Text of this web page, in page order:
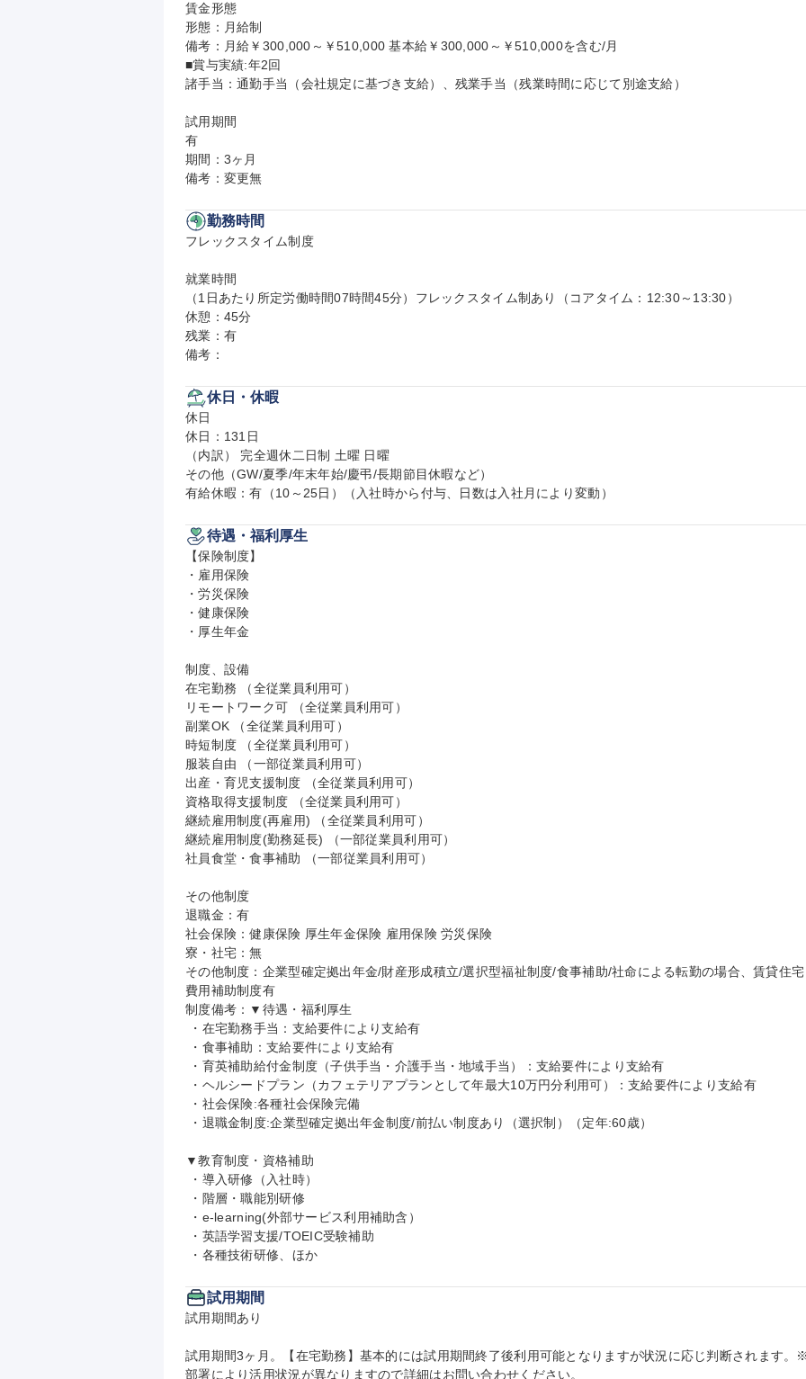
賃金形態
形態：月給制
備考：月給￥300,000～￥510,000 基本給￥300,000～￥510,000を含む/月
■賞与実績:年2回
諸手当：通勤手当（会社規定に基づき支給）、残業手当（残業時間に応じて別途支給）
試用期間
有
期間：3ヶ月
備考：変更無
勤務時間
フレックスタイム制度
就業時間
（1日あたり所定労働時間07時間45分）フレックスタイム制あり（コアタイム：12:30～13:30）
休憩：45分
残業：有
備考：
休日・休暇
休日
休日：131日
（内訳） 完全週休二日制 土曜 日曜
その他（GW/夏季/年末年始/慶弔/長期節目休暇など）
有給休暇：有（10～25日）（入社時から付与、日数は入社月により変動）
待遇・福利厚生
【保険制度】
・雇用保険
・労災保険
・健康保険
・厚生年金
制度、設備
在宅勤務 （全従業員利用可）
リモートワーク可 （全従業員利用可）
副業OK （全従業員利用可）
時短制度 （全従業員利用可）
服装自由 （一部従業員利用可）
出産・育児支援制度 （全従業員利用可）
資格取得支援制度 （全従業員利用可）
継続雇用制度(再雇用) （全従業員利用可）
継続雇用制度(勤務延長) （一部従業員利用可）
社員食堂・食事補助 （一部従業員利用可）
その他制度
退職金：有
社会保険：健康保険 厚生年金保険 雇用保険 労災保険
寮・社宅：無
その他制度：企業型確定拠出年金/財産形成積立/選択型福祉制度/食事補助/社命による転勤の場合、賃貸住宅
費用補助制度有
制度備考：▼待遇・福利厚生
▼教育制度・資格補助
・各種技術研修、ほか
試用期間
試用期間あり
試用期間3ヶ月。【在宅勤務】基本的には試用期間終了後利用可能となりますが状況に応じ判断されます。
部署により活用状況が異なりますので詳細はお問い合わせください。